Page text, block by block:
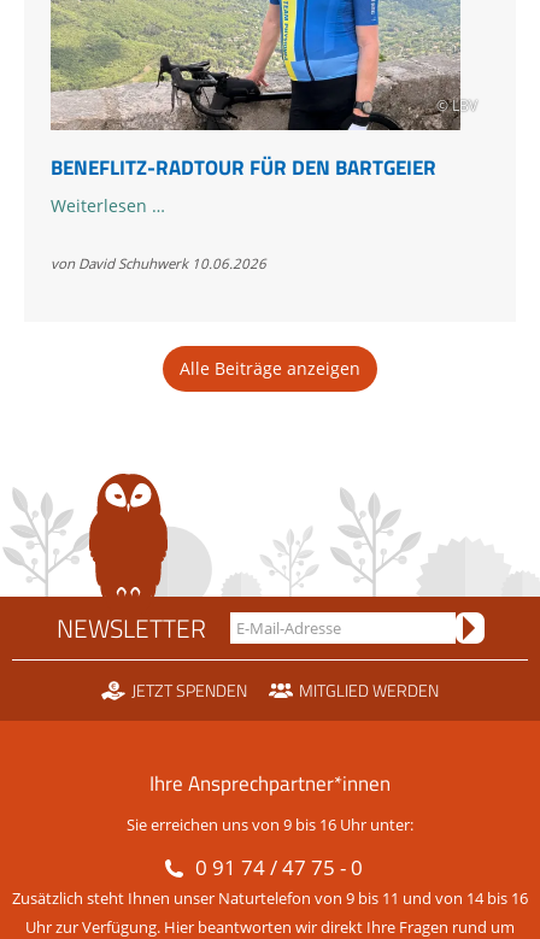
© LBV
BENEFLITZ-RADTOUR FÜR DEN BARTGEIER
Weiterlesen …Beneflitz-
für
von David Schuhwerk 10.06.2026
Alle Beiträge anzeigen
NEWSLETTER
JETZT SPENDEN MITGLIED WERDEN
Ihre Ansprechpartner*innen
Sie erreichen uns von 9 bis 16 Uhr unter:
0 91 74 / 47 75 - 0
Zusätzlich steht Ihnen unser Naturtelefon von 9 bis 11 und von 14 bis 16
Uhr zur Verfügung. Hier beantworten wir direkt Ihre Fragen rund um